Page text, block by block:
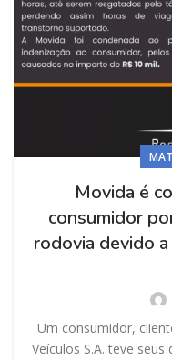
Movida é
consumidor
rodovia devido a
Um consumidor,
Veículos S.A. teve